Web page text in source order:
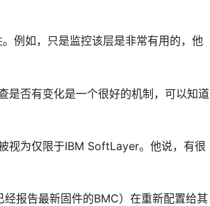
例如，只是监控该层是非常有用的，他
是否有变化是一个很好的机制，可以知道
视为仅限于IBM SoftLayer。他说，有很
报告最新固件的BMC）在重新配置给其